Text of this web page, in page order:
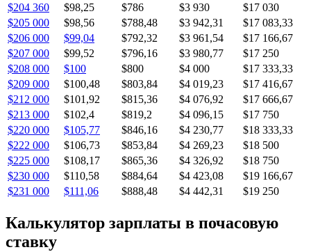
$204 360
$98,25 $786 $3 930
$17 030
$205 000
$98,56 $788,48 $3 942,31
$17 083,33
$206 000
$99,04 $792,32 $3 961,54
$17 166,67
$207 000
$99,52 $796,16 $3 980,77
$17 250
$208 000
$100 $800 $4 000
$17 333,33
$209 000
$100,48 $803,84 $4 019,23
$17 416,67
$212 000
$101,92 $815,36 $4 076,92
$17 666,67
$213 000
$102,4 $819,2 $4 096,15
$17 750
$220 000
$105,77 $846,16 $4 230,77
$18 333,33
$222 000
$106,73 $853,84 $4 269,23
$18 500
$225 000
$108,17 $865,36 $4 326,92
$18 750
$230 000
$110,58 $884,64 $4 423,08
$19 166,67
$231 000
$111,06 $888,48 $4 442,31 $19 250
Калькулятор зарплаты в почасовую
ставку